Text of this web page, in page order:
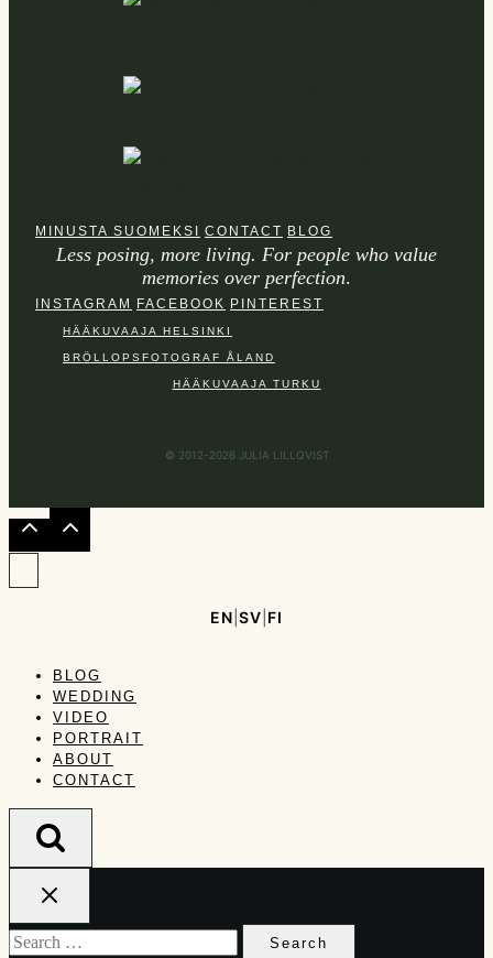
MINUSTA SUOMEKSI CONTACT BLOG
Less posing, more living. For people who value
memories over perfection.
INSTAGRAM FACEBOOK PINTEREST
HÄÄKUVAAJA HELSINKI
BRÖLLOPSFOTOGRAF ÅLAND
HÄÄKUVAAJA TURKU
© 2012-2026 JULIA LILLQVIST
EN SV FI
BLOG
WEDDING
VIDEO
PORTRAIT
ABOUT
CONTACT
Search